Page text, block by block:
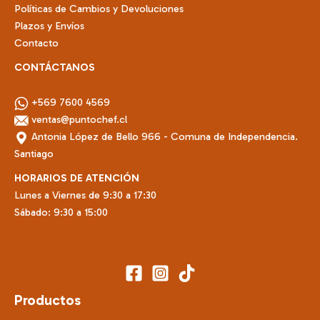
Políticas de Cambios y Devoluciones
Plazos y Envíos
Contacto
CONTÁCTANOS
+569 7600 4569
ventas@puntochef.cl
Antonia López de Bello 966 - Comuna de Independencia.
Santiago
HORARIOS DE ATENCIÓN
Lunes a Viernes de 9:30 a 17:30
Sábado: 9:30 a 15:00
Productos